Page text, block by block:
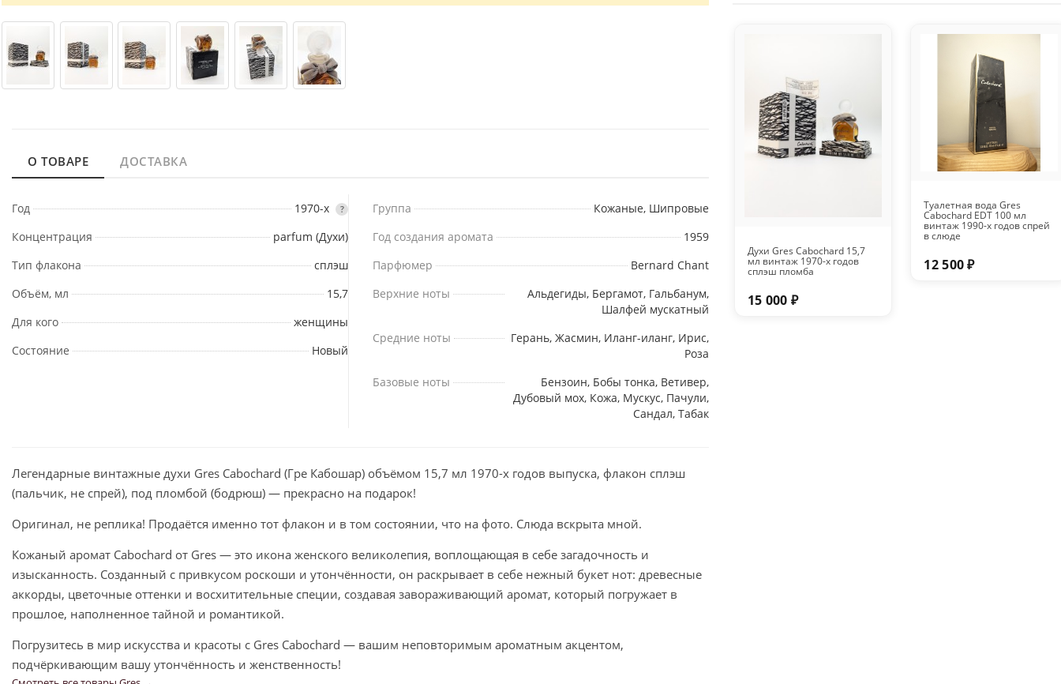
О ТОВАРЕ ДОСТАВКА
Год 1970-х ?
Концентрация
parfum (Духи)
Тип флакона
сплэш
Объём, мл
15,7
Для кого
женщины
Состояние
Новый
Группа
Кожаные, Шипровые
Год создания аромата
1959
Парфюмер
Bernard Chant
Верхние ноты
Альдегиды, Бергамот, Гальбанум,
Шалфей мускатный
Средние ноты
Герань, Жасмин, Иланг-иланг, Ирис,
Роза
Базовые ноты
Бензоин, Бобы тонка, Ветивер,
Дубовый мох, Кожа, Мускус, Пачули,
Сандал, Табак
Легендарные винтажные духи Gres Cabochard (Гре Кабошар) объёмом 15,7 мл 1970-х годов выпуска, флакон сплэш
(пальчик, не спрей), под пломбой (бодрюш) — прекрасно на подарок!
Оригинал, не реплика! Продаётся именно тот флакон и в том состоянии, что на фото. Слюда вскрыта мной.
Кожаный аромат Cabochard от Gres — это икона женского великолепия, воплощающая в себе загадочность и
изысканность. Созданный с привкусом роскоши и утончённости, он раскрывает в себе нежный букет нот: древесные
аккорды, цветочные оттенки и восхитительные специи, создавая завораживающий аромат, который погружает в
прошлое, наполненное тайной и романтикой.
Погрузитесь в мир искусства и красоты с Gres Cabochard — вашим неповторимым ароматным акцентом,
подчёркивающим вашу утончённость и женственность!
Духи Gres Cabochard 15,7
мл винтаж 1970-х годов
сплэш пломба
15 000 ₽
Туалетная вода Gres
Cabochard EDT 100 мл
винтаж 1990-х годов спрей
в слюде
12 500 ₽